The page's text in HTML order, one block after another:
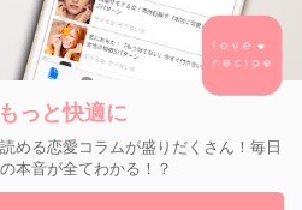
っと快適に
める恋愛コラムが盛りだくさん！毎日
本音が全てわかる！？